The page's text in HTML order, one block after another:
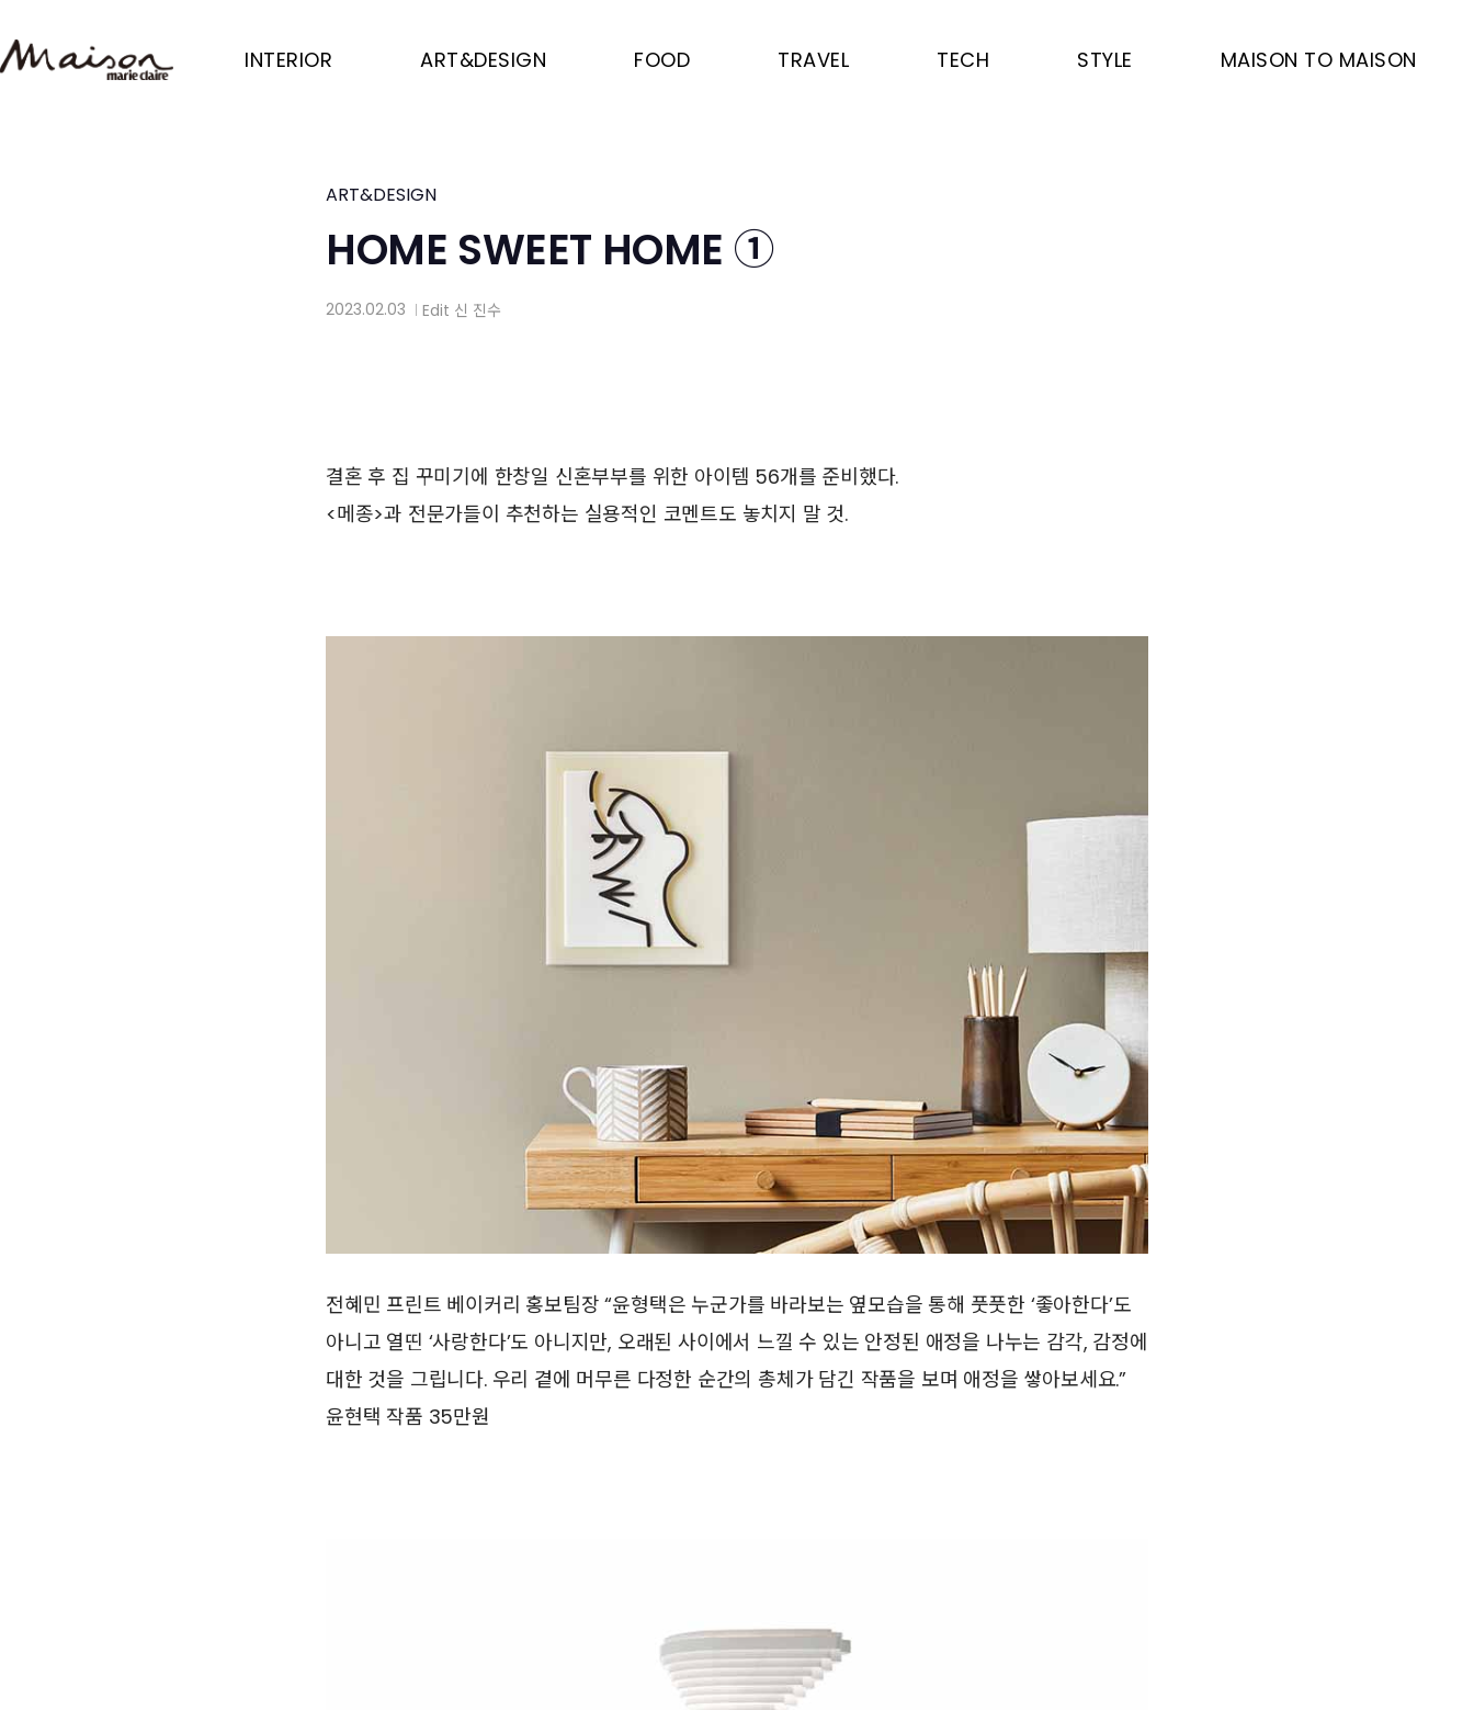
to
main
INTERIOR ART&DESIGN FOOD TRAVEL TECH STYLE MAISON TO MAISON
ART&DESIGN
HOME SWEET HOME ①
2023.02.03 Edit 신 진수
결혼 후 집 꾸미기에 한창일 신혼부부를 위한 아이템 56개를 준비했다.
<메종>과 전문가들이 추천하는 실용적인 코멘트도 놓치지 말 것.
전혜민 프린트 베이커리 홍보팀장 “윤형택은 누군가를 바라보는 옆모습을 통해 풋풋한 ‘좋아한다’도
아니고 열띤 ‘사랑한다’도 아니지만, 오래된 사이에서 느낄 수 있는 안정된 애정을 나누는 감각, 감정에
대한 것을 그립니다. 우리 곁에 머무른 다정한 순간의 총체가 담긴 작품을 보며 애정을 쌓아보세요.”
윤현택 작품 35만원